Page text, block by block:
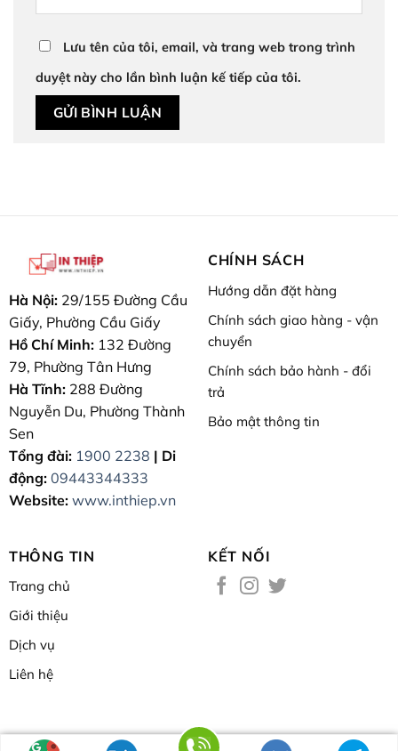
Lưu tên của tôi, email, và trang web trong trình
duyệt này cho lần bình luận kế tiếp của tôi.
Hà Nội: 29/155 Đường Cầu
Giấy, Phường Cầu Giấy
Hồ Chí Minh:132 Đường
79, Phường Tân Hưng
Hà Tĩnh:288 Đường
Nguyễn Du, Phường Thành
Sen
Tổng đài: 1900 2238 | Di
động: 09443344333
Website: www.inthiep.vn
CHÍNH SÁCH
Hướng dẫn đặt hàng
Chính sách giao hàng - vận
chuyển
Chính sách bảo hành - đổi
trả
Bảo mật thông tin
THÔNG TIN
Trang chủ
Giới thiệu
Dịch vụ
Liên hệ
KẾT NỐI
Một sản phẩm dịch vụ của In Chất Lượng Cao | Thiết kế